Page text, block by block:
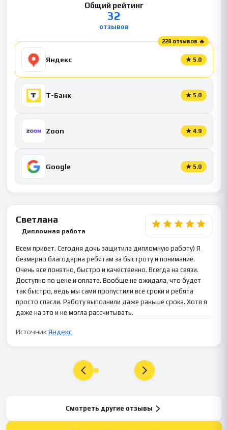
Общий рейтинг
32
отзывов
228 отзывов 🔥
Яндекс ★ 5.0
Т-Банк ★ 5.0
Zoon ★ 4.9
Google ★ 5.0
Светлана
Дипломная работа
Всем привет. Сегодня дочь защитила дипломную работу) Я
безмерно благодарна ребятам за быстроту и понимание.
Очень все понятно, быстро и качественно. Всегда на связи.
Доступно по цене и оплате. Вообще не ожидала, что будет
так быстро, ведь мы сами пропустили все сроки и ребята
просто спасли. Работу выполнили даже раньше срока. Хотя я
даже на это и не могла рассчитывать.
ИсточникЯндекс
Смотреть другие отзывы